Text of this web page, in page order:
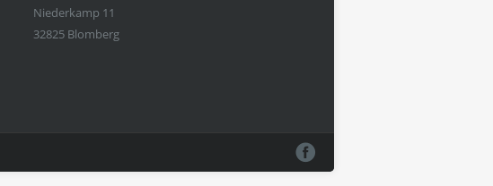
Niederkamp 11
32825 Blomberg